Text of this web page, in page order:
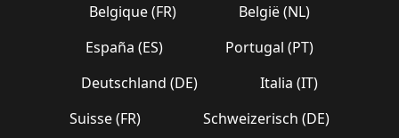
Belgique (FR)
België (NL)
España (ES)
Portugal (PT)
Deutschland (DE)
Italia (IT)
Suisse (FR)
Schweizerisch (DE)